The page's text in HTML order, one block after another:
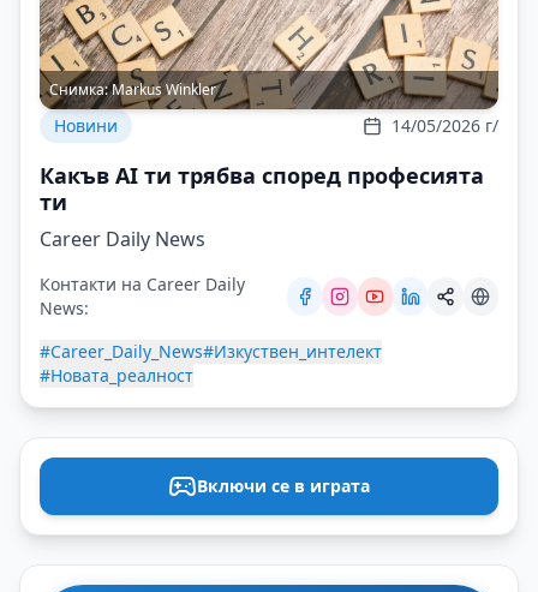
Снимка:Markus Winkler
Новини 14/05/2026 г/
Какъв AI ти трябва според професията
ти
Career Daily News
Контакти на Career Daily
News:
#Career_Daily_News#Изкуствен_интелект
#Новата_реалност
Включи се в играта